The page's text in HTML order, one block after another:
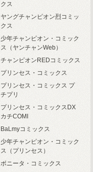
クス
ヤングチャンピオン烈コミッ
クス
少年チャンピオン・コミック
ス（ヤンチャンWeb）
チャンピオンREDコミックス
プリンセス・コミックス
プリンセス・コミックス プ
チプリ
プリンセス・コミックスDX
カチCOMI
BaLmyコミックス
少年チャンピオン・コミック
ス（プリンセス）
ボニータ・コミックス